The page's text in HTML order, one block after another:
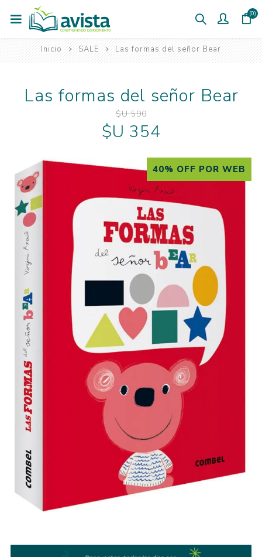
(0)
Inicio SALE Las formas del señor Bear
40% OFF POR WEB
Las formas del señor Bear
$U 590
$U 354